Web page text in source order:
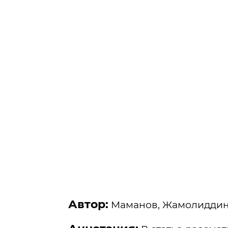
Автор: Маманов,